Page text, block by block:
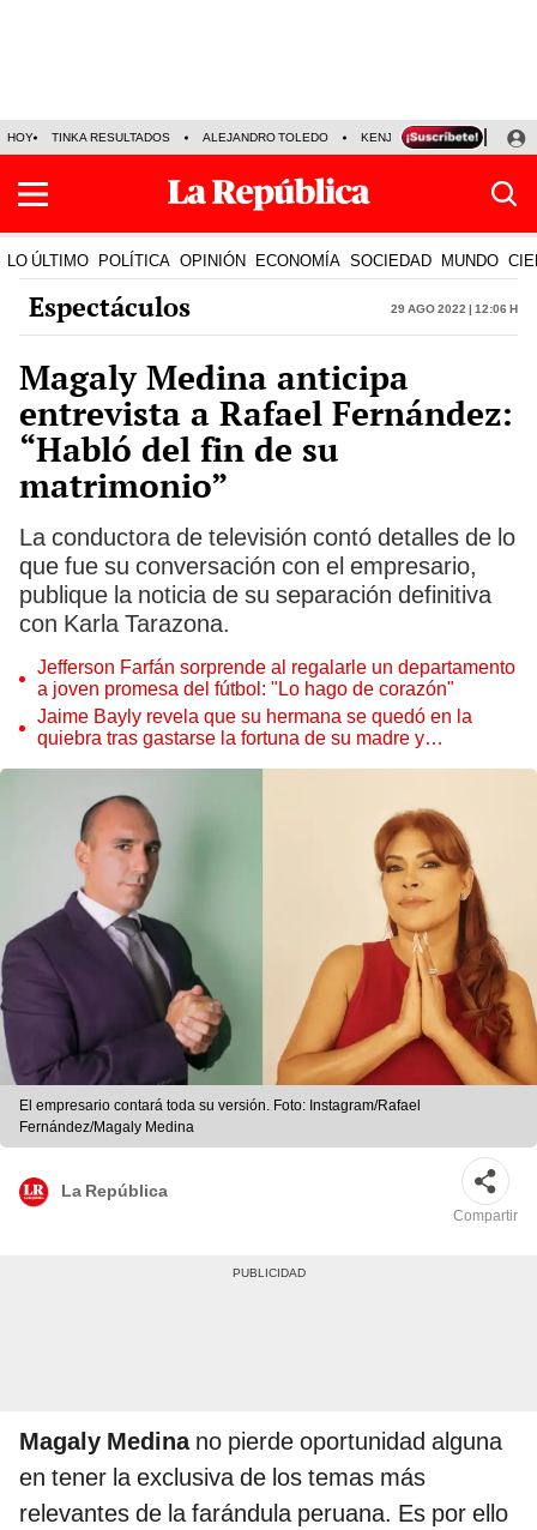
HOY TINKA RESULTADOS ALEJANDRO TOLEDO KENJI FUJIMORI
LO ÚLTIMO POLÍTICA OPINIÓN ECONOMÍA SOCIEDAD MUNDO
Espectáculos 29 Ago 2022 | 12:06 h
Magaly Medina anticipa
entrevista a Rafael Fernández:
“Habló del fin de su
matrimonio”
La conductora de televisión contó detalles de lo
que fue su conversación con el empresario,
publique la noticia de su separación definitiva
con Karla Tarazona.
Jefferson Farfán sorprende al regalarle un departamento
a joven promesa del fútbol: "Lo hago de corazón"
Jaime Bayly revela que su hermana se quedó en la
quiebra tras gastarse la fortuna de su madre y
El empresario contará toda su versión. Foto: Instagram/Rafael
Fernández/Magaly Medina
La República
Compartir
Magaly Medinano pierde oportunidad alguna
en tener la exclusiva de los temas más
relevantes de la farándula peruana. Es por ello